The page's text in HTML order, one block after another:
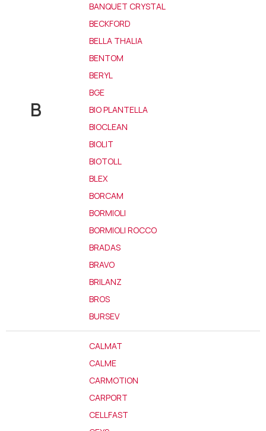
B
BANQUET CRYSTAL
BECKFORD
BELLA THALIA
BENTOM
BERYL
BGE
BIO PLANTELLA
BIOCLEAN
BIOLIT
BIOTOLL
BLEX
BORCAM
BORMIOLI
BORMIOLI ROCCO
BRADAS
BRAVO
BRILANZ
BROS
BURSEV
CALMAT
CALME
CARMOTION
CARPORT
CELLFAST